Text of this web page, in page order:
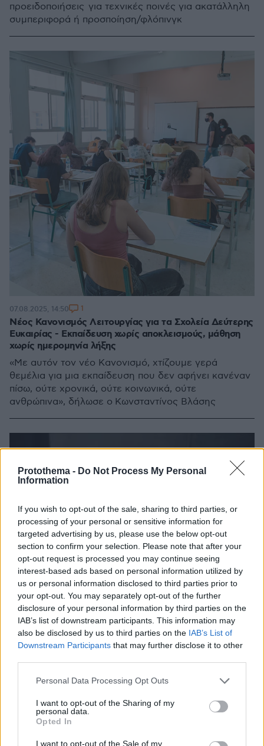
Protothema - Do Not Process My Personal
Information
If you wish to opt-out of the sale, sharing to third parties, or
processing of your personal or sensitive information for
targeted advertising by us, please use the below opt-out
section to confirm your selection. Please note that after your
opt-out request is processed you may continue seeing
interest-based ads based on personal information utilized by
us or personal information disclosed to third parties prior to
your opt-out. You may separately opt-out of the further
disclosure of your personal information by third parties on the
IAB’s list of downstream participants. This information may
also be disclosed by us to third parties on the IAB’s List of
Downstream Participants that may further disclose it to other
Please note that this website/app uses one or more Google
not limited to your visit or usage behaviour. You may click to
grant or deny consent to Google and its third-party tags to
use your data for below specified purposes in below Google
consent section.
Personal Data Processing Opt Outs
I want to opt-out of the Sharing of my
personal data.
Opted In
I want to opt-out of the Sale of my
προειδοποιήσεις για τεχνικές ποινές για ακατάλληλη
συμπεριφορά ή προσποίηση/φλόπινγκ
Νέος Κανονισμός Λειτουργίας για τα Σχολεία Δεύτερης
Ευκαιρίας - Εκπαίδευση χωρίς αποκλεισμούς, μάθηση
χωρίς ημερομηνία λήξης
«Με αυτόν τον νέο Κανονισμό, χτίζουμε γερά
θεμέλια για μια εκπαίδευση που δεν αφήνει κανέναν
πίσω, ούτε χρονικά, ούτε κοινωνικά, ούτε
ανθρώπινα», δήλωσε ο Κωνσταντίνος Βλάσης
07.08.2025, 14:50 1
«Μηδέν βαθμοί στην ισοπαλία χωρίς γκολ»: Η
ριζοσπαστική πρόταση του Πικέ που ταράζει τα νερά